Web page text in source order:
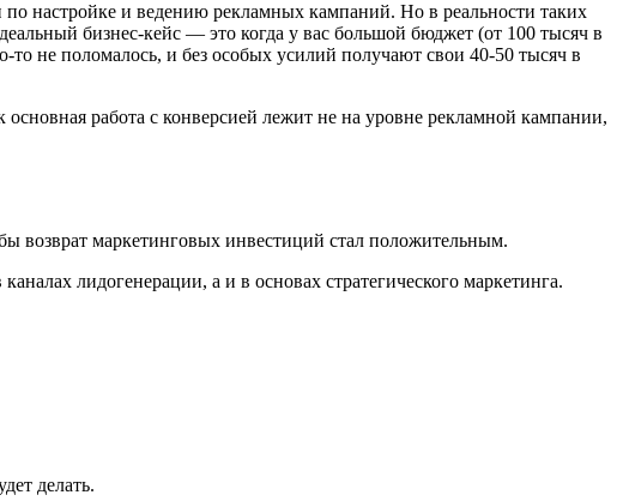
по настройке и ведению рекламных кампаний. Но в реальности таких
бизнес-кейс — это когда у вас большой бюджет (от 100 тысяч в
то не поломалось, и без особых усилий получают свои 40-50 тысяч в
работа с конверсией лежит не на уровне рекламной кампании,
возврат маркетинговых инвестиций стал положительным.
лидогенерации, а и в основах стратегического маркетинга.
делать.